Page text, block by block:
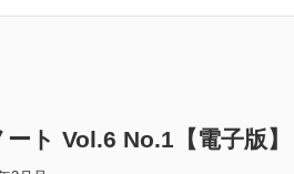
ート Vol.6 No.1【電子版】